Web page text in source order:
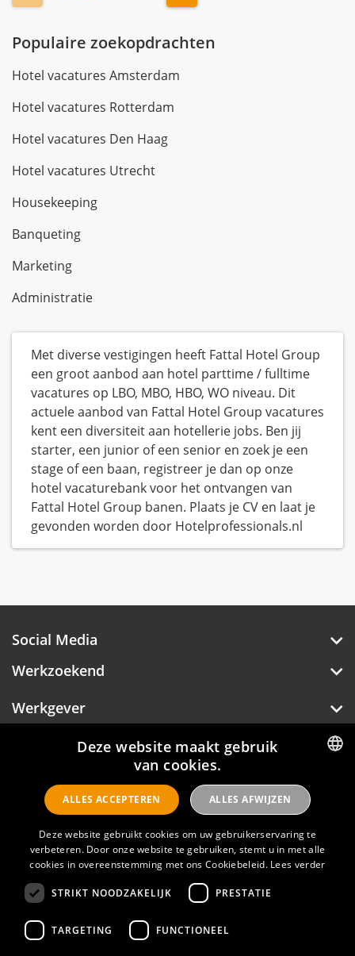
Populaire zoekopdrachten
Hotel vacatures Amsterdam
Hotel vacatures Rotterdam
Hotel vacatures Den Haag
Hotel vacatures Utrecht
Housekeeping
Banqueting
Marketing
Administratie
Met diverse vestigingen heeft Fattal Hotel Group
een groot aanbod aan hotel parttime / fulltime
vacatures op LBO, MBO, HBO, WO niveau. Dit
actuele aanbod van Fattal Hotel Group vacatures
kent een diversiteit aan hotellerie jobs. Ben jij
starter, een junior of een senior en zoek je een
stage of een baan, registreer je dan op onze
hotel vacaturebank voor het ontvangen van
Fattal Hotel Group banen. Plaats je CV en laat je
gevonden worden door Hotelprofessionals.nl
Social Media
Werkzoekend
Werkgever
Over Hotelprofessionals
Hotelprofessionals
FAQ
Privacyverklaring
Contact
DUTCH
ENGLISH
Deze website maakt gebruik
van cookies.
Deze website gebruikt cookies om uw gebruikerservaring te
verbeteren. Door onze website te gebruiken, stemt u in met alle
cookies in overeenstemming met ons Cookiebeleid. Lees verder
STRIKT NOODZAKELIJK PRESTATIE
TARGETING FUNCTIONEEL
ALLES ACCEPTEREN ALLES AFWIJZEN